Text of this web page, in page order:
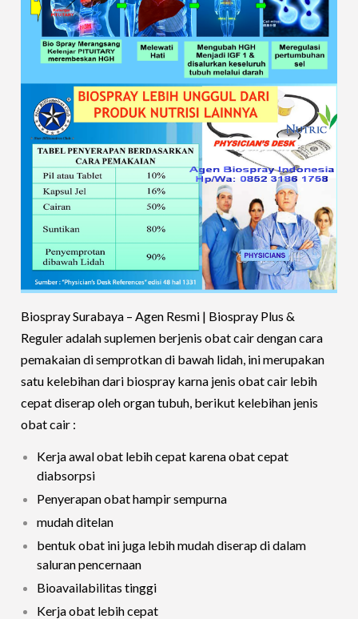
Biospray Surabaya – Agen Resmi | Biospray Plus &
Reguler adalah suplemen berjenis obat cair dengan cara
pemakaian di semprotkan di bawah lidah, ini merupakan
satu kelebihan dari biospray karna jenis obat cair lebih
cepat diserap oleh organ tubuh, berikut kelebihan jenis
obat cair :
Kerja awal obat lebih cepat karena obat cepat
diabsorpsi
Penyerapan obat hampir sempurna
mudah ditelan
bentuk obat ini juga lebih mudah diserap di dalam
saluran pencernaan
Bioavailabilitas tinggi
Kerja obat lebih cepat